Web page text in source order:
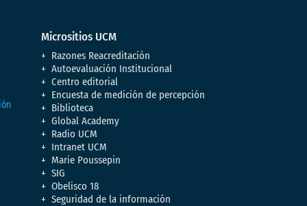
Micrositios UCM
Razones Reacreditación
Autoevaluación Institucional
Centro editorial
Encuesta de medición de percepción
Biblioteca
Global Academy
Radio UCM
Intranet UCM
Marie Poussepin
SIG
Obelisco 18
Seguridad de la información